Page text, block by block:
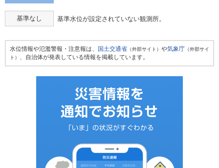
基準なし 基準水位が設定されていない観測所。
水位情報や氾濫警報・注意報は、 国土交通省 （外部サイト） や気象庁 （外部サイ
ト） 、自治体が発表している情報を掲載しています。